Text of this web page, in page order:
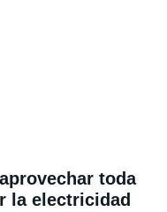
toda
la electricidad